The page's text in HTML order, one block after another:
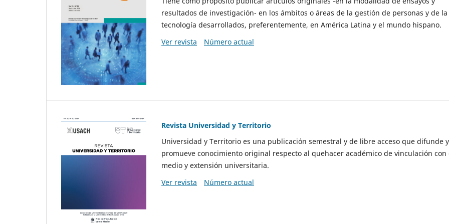
resultados de investigación- en los ámbitos o áreas de la gestión de personas y de la
tecnología desarrollados, preferentemente, en América Latina y el mundo hispano.
Ver revista
Número actual
Revista Universidad y Territorio
Universidad y Territorio es una publicación semestral y de libre acceso que difunde y
promueve conocimiento original respecto al quehacer académico de vinculación con
medio y extensión universitaria.
Ver revista
Número actual